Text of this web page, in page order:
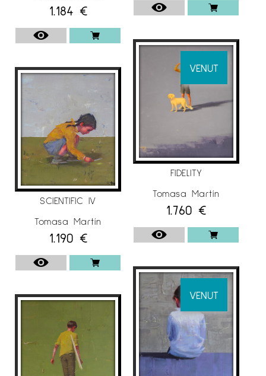
1.184 €
SCIENTIFIC IV
Tomasa Martín
1.190 €
VENUT
FIDELITY
Tomasa Martín
1.760 €
VENUT